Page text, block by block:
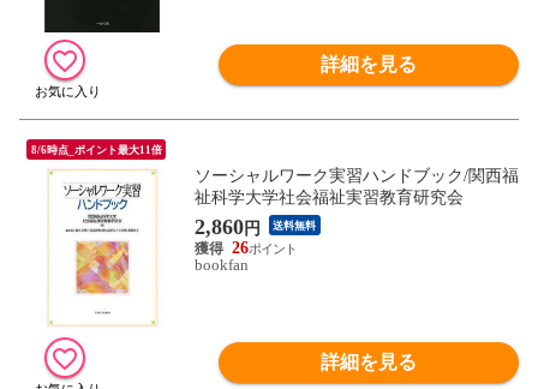
詳細を見る
8/6時点_ポイント最大11倍
ソーシャルワーク実習ハンドブック/関西福
祉科学大学社会福祉実習教育研究会
2,860円 送料無料
26
bookfan
詳細を見る